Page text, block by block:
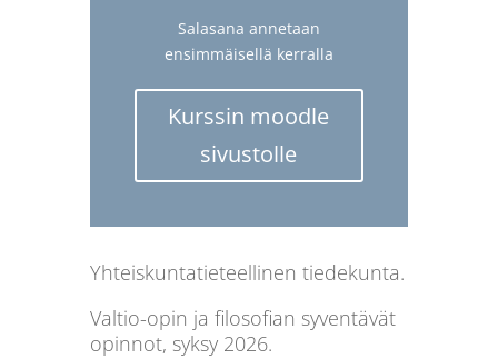
Salasana annetaan
ensimmäisellä kerralla
Kurssin moodle
sivustolle
Yhteiskuntatieteellinen tiedekunta.
Valtio-opin ja filosofian syventävät
opinnot, syksy 2026.